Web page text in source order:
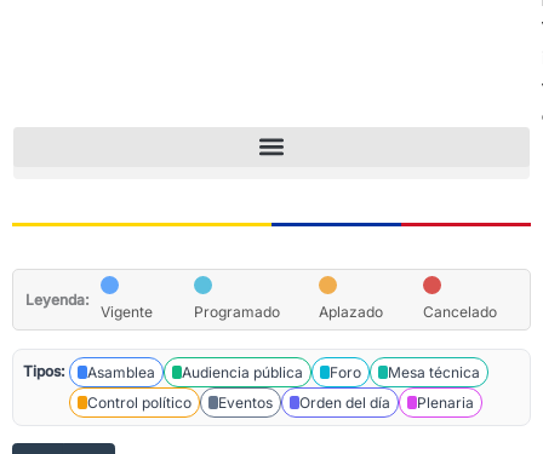
Leyenda:
Vigente Programado Aplazado Cancelado
Tipos: Asamblea Audiencia pública Foro
Mesa técnica
Control político
Eventos Orden del día Plenaria